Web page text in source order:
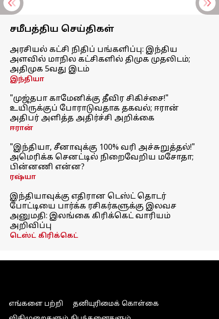
சமீபத்திய செய்திகள்
அரசியல் கட்சி நிதிப் பங்களிப்பு: இந்திய
அளவில் மாநில கட்சிகளில் திமுக முதலிடம்;
அதிமுக 5வது இடம்
இந்தியா
"முஜ்தபா காமேனிக்கு தீவிர சிகிச்சை!"
உயிருக்குப் போராடுவதாக தகவல்; ஈரான்
அதிபர் அளித்த அதிர்ச்சி அறிக்கை
ஈரான்
"இந்தியா, சீனாவுக்கு 100% வரி அச்சுறுத்தல்!"
அமெரிக்க செனட்டில் நிறைவேறிய மசோதா;
பின்னணி என்ன?
ரஷ்யா
இந்தியாவுக்கு எதிரான டெஸ்ட் தொடர்
போட்டியை பார்க்க ரசிகர்களுக்கு இலவச
அனுமதி: இலங்கை கிரிக்கெட் வாரியம்
அறிவிப்பு
டெஸ்ட் கிரிக்கெட்
எங்களை பற்றி
தனியுரிமைக் கொள்கை